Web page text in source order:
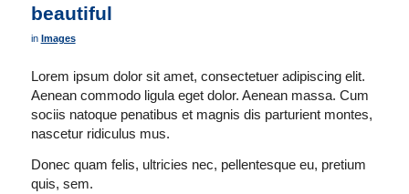
beautiful
in Images
Lorem ipsum dolor sit amet, consectetuer adipiscing elit.
Aenean commodo ligula eget dolor. Aenean massa. Cum
sociis natoque penatibus et magnis dis parturient montes,
nascetur ridiculus mus.
Donec quam felis, ultricies nec, pellentesque eu, pretium
quis, sem.